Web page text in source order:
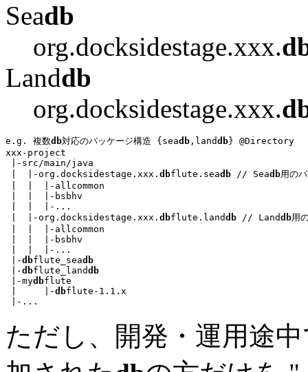
Seadb
org.docksidestage.xxx.
Landdb
org.docksidestage.xxx.
e.g. 複数db対応のパッケージ構造 {seadb ,landdb} @Directory
xxx-project
|-src/main/java
|  |-org.docksidestage.xxx. dbflute.seadb // Seadb用の
|  |  |-allcommon
|  |  |-bsbhv
|  |  |- ...
|  |-org.docksidestage.xxx. dbflute.landdb // Landdb用
|  |  |-allcommon
|  |  |-bsbhv
|  |  |- ...
|-dbflute_seadb
|-dbflute_landdb
|-mydbflute
|     |-dbflute-1.1.x
|- ...
ただし、開発・運用途